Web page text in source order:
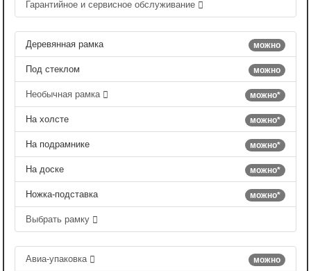
Гарантийное и сервисное обслуживание
можно
Деревянная рамка
можно
Под стеклом
можно*
Необычная рамка
можно*
На холсте
можно*
На подрамнике
можно*
На доске
можно*
Ножка-подставка
Выбрать рамку
можно
Авиа-упаковка